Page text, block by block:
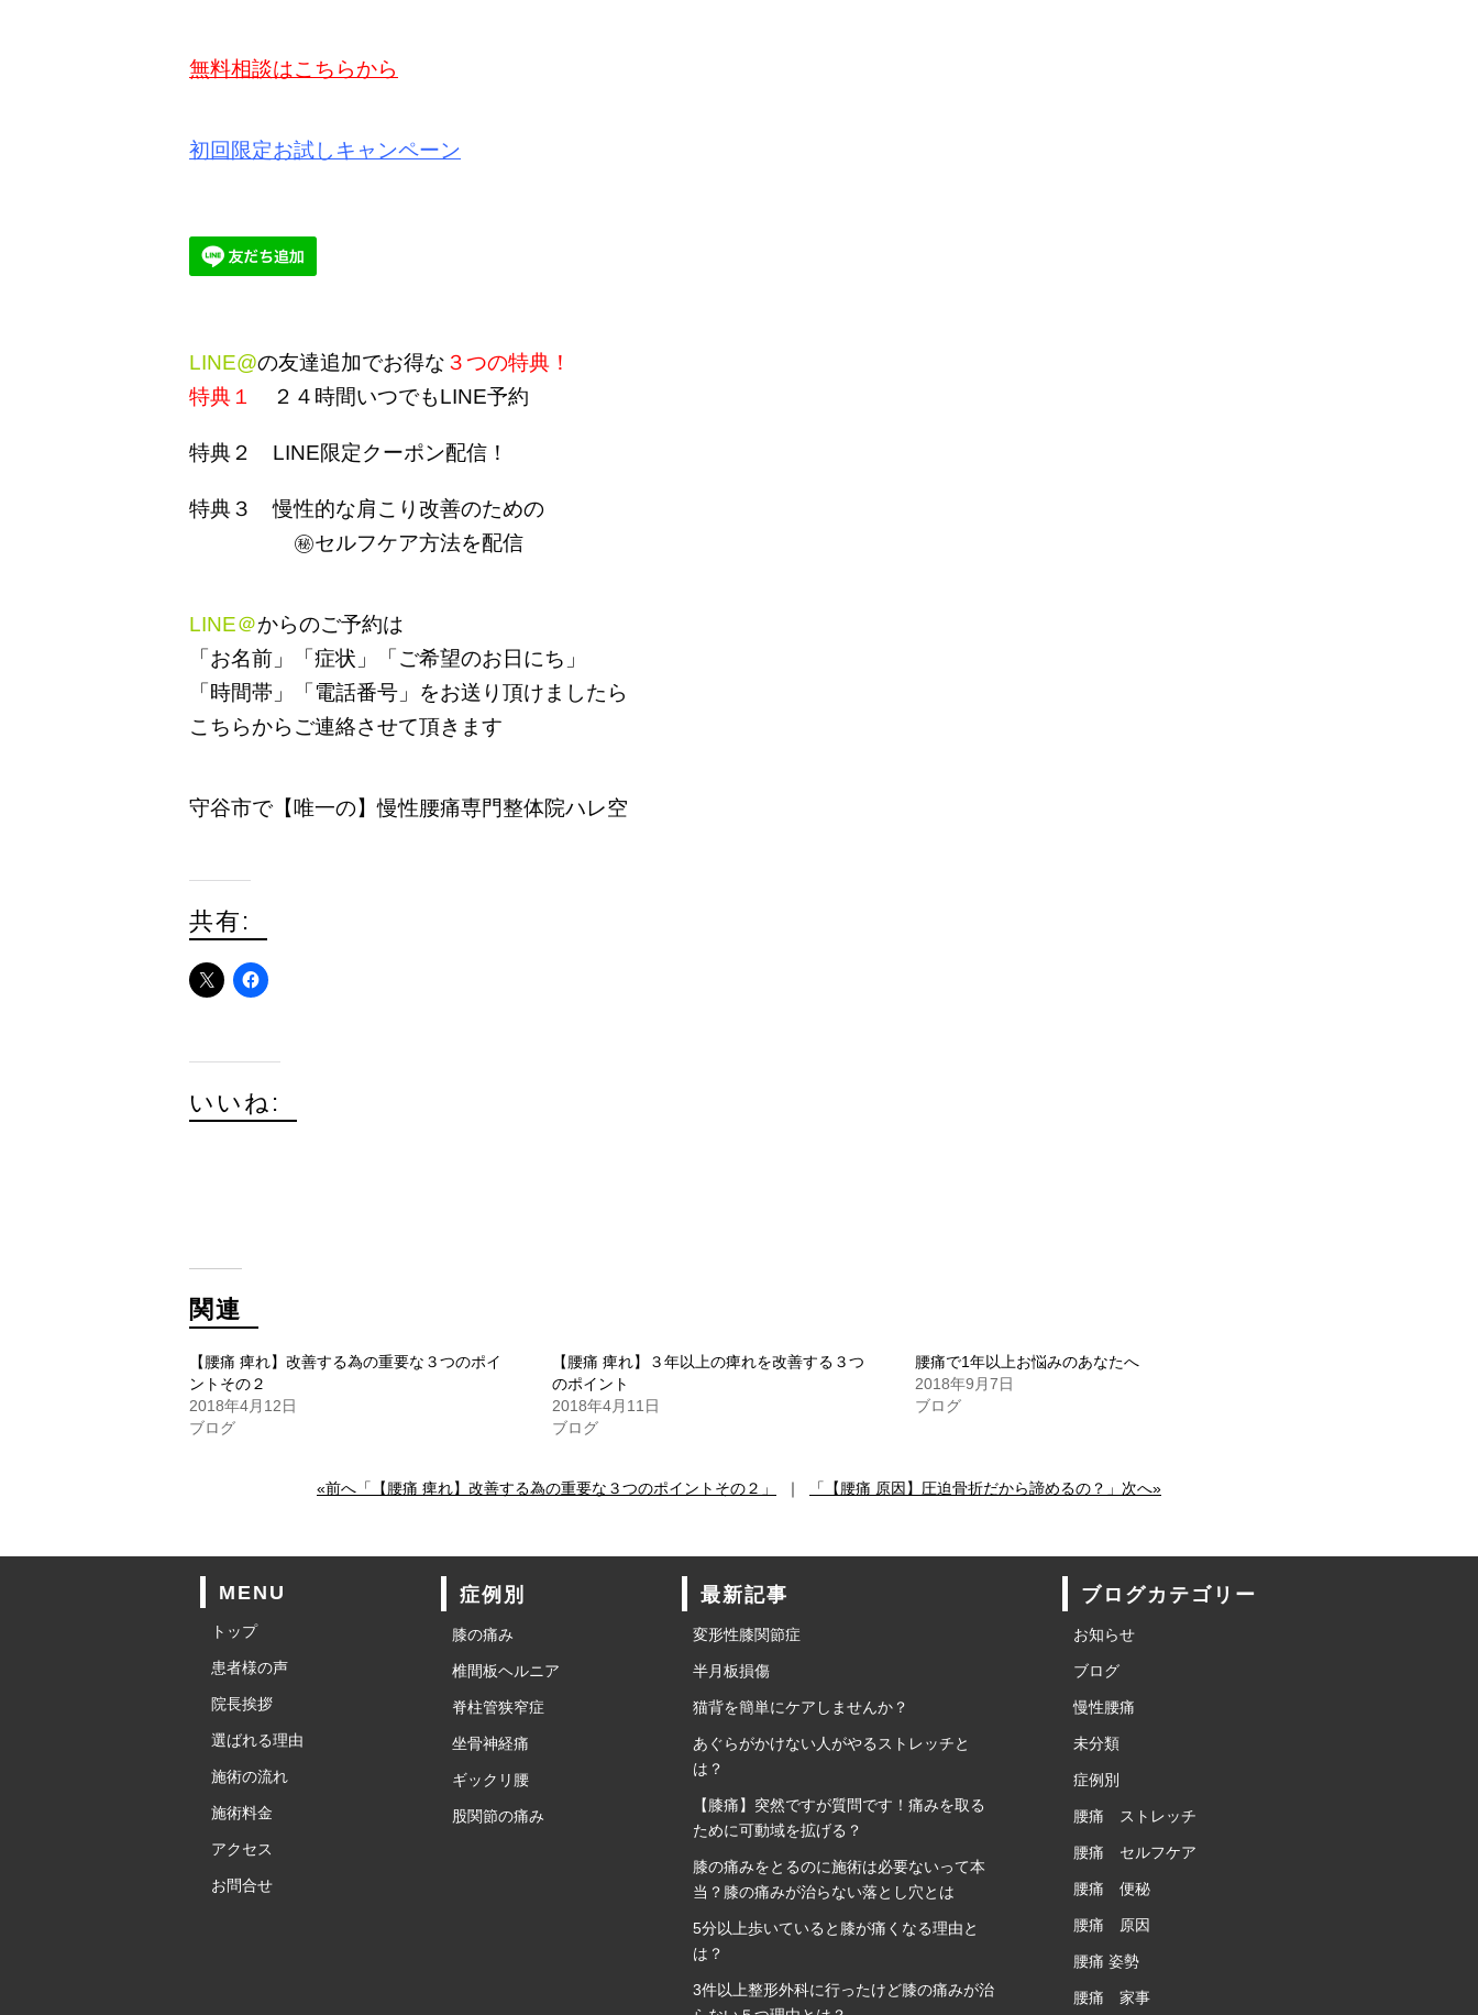
無料相談はこちらから
初回限定お試しキャンペーン
LINE@の友達追加でお得な ３つの特典！
特典１
２４時間いつでもLINE予約
特典２ LINE限定クーポン配信！
特典３ 慢性的な肩こり改善のための
㊙セルフケア方法を配信
LINE＠からのご予約は
「お名前」「症状」「ご希望のお日にち」
「時間帯」「電話番号」をお送り頂けましたら
こちらからご連絡させて頂きます
守谷市で【唯一の】慢性腰痛専門整体院ハレ空
共有:
いいね:
関連
【腰痛 痺れ】改善する為の重要な３つのポイ
ントその２
2018年4月12日
ブログ
【腰痛 痺れ】３年以上の痺れを改善する３つ
のポイント
2018年4月11日
ブログ
腰痛で1年以上お悩みのあなたへ
2018年9月7日
ブログ
«前へ「【腰痛 痺れ】改善する為の重要な３つのポイントその２」 ｜ 「【腰痛 原因】圧迫骨折だから諦めるの？」次へ»
MENU
トップ
患者様の声
院長挨拶
選ばれる理由
施術の流れ
施術料金
アクセス
お問合せ
症例別
膝の痛み
椎間板ヘルニア
脊柱管狭窄症
坐骨神経痛
ギックリ腰
股関節の痛み
最新記事
変形性膝関節症
半月板損傷
猫背を簡単にケアしませんか？
あぐらがかけない人がやるストレッチと
は？
【膝痛】突然ですが質問です！痛みを取る
ために可動域を拡げる？
膝の痛みをとるのに施術は必要ないって本
当？膝の痛みが治らない落とし穴とは
5分以上歩いていると膝が痛くなる理由と
は？
3件以上整形外科に行ったけど膝の痛みが治
ブログカテゴリー
お知らせ
ブログ
慢性腰痛
未分類
症例別
腰痛 ストレッチ
腰痛 セルフケア
腰痛 便秘
腰痛 原因
腰痛 姿勢
腰痛 家事